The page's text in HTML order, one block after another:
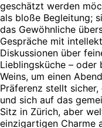
geschätzt werden
als bloße Begleitung;
das Gewöhnliche
Gespräche mit
Diskussionen über
Lieblingsküche –
Weins, um einen
Präferenz stellt
und sich auf das
Sitz in Zürich, aber
einzigartigen Charme